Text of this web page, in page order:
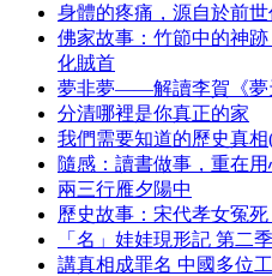
身體的疼痛，源自於前
佛家故事：竹節中的神
化賊首
夢非夢——解讀李賀《夢
分清哪裡是你真正的家
我們需要知道的歷史真相
隨感：讀書做事，重在用
兩三行雁夕陽中
歷史故事：宋代孝女冤
「名」娃娃現形記 第二季
講真相成罪名 中國多位